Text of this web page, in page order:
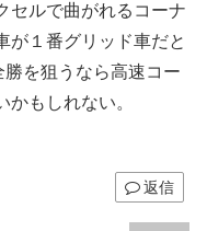
セルで曲がれるコーナ
が１番グリッド車だと
を狙うなら高速コー
もしれない。
返信